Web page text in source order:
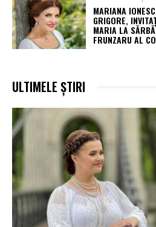
MARIANA
GRIGORE,
MARIA LA
FRUNZARU AL
ULTIMELE ȘTIRI